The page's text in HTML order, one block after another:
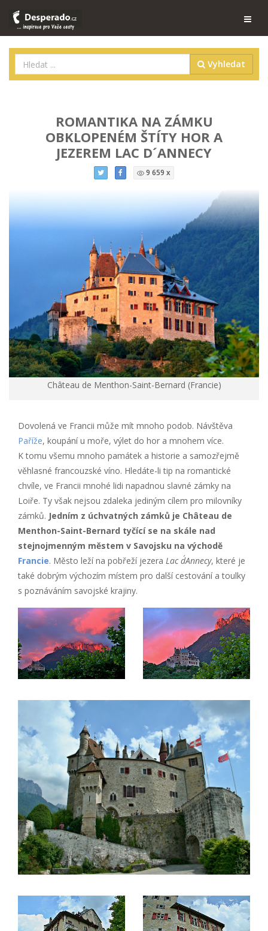
Vyhledat
ROMANTIKA NA ZÁMKU
OBKLOPENÉM ŠTÍTY HOR A
JEZEREM LAC D´ANNECY
9 659 x
Château de Menthon-Saint-Bernard (Francie)
Dovolená ve Francii může mít mnoho podob. Návštěva
Paříže, koupání u moře, výlet do hor a mnohem více.
K tomu všemu mnoho památek a historie a samozřejmě
věhlasné francouzské víno. Hledáte-li tip na romantické
chvíle, ve Francii mnohé lidi napadnou slavné zámky na
Loiře. Ty však nejsou zdaleka jediným cílem pro milovníky
zámků. Jedním z úchvatných zámků je Château de
Menthon-Saint-Bernard tyčící se na skále nad
stejnojmenným městem v Savojsku na východě
Francie. Město leží na pobřeží jezera Lac d´Annecy, které je
také dobrým výchozím místem pro další cestování a toulky
s poznáváním savojské krajiny.